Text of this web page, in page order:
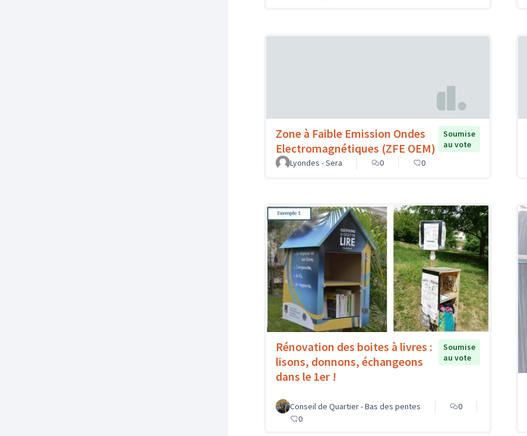
Zone à Faible Emission Ondes
Electromagnétiques (ZFE OEM)
Soumise
au vote
Lyondes - Sera
0 0
Rénovation des boites à livres :
lisons, donnons, échangeons
dans le 1er !
Soumise
au vote
Conseil de Quartier - Bas des pentes
0
0